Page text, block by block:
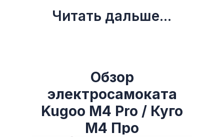
Читать дальше...
Обзор
электросамоката
Kugoo M4 Pro / Куго
М4 Про